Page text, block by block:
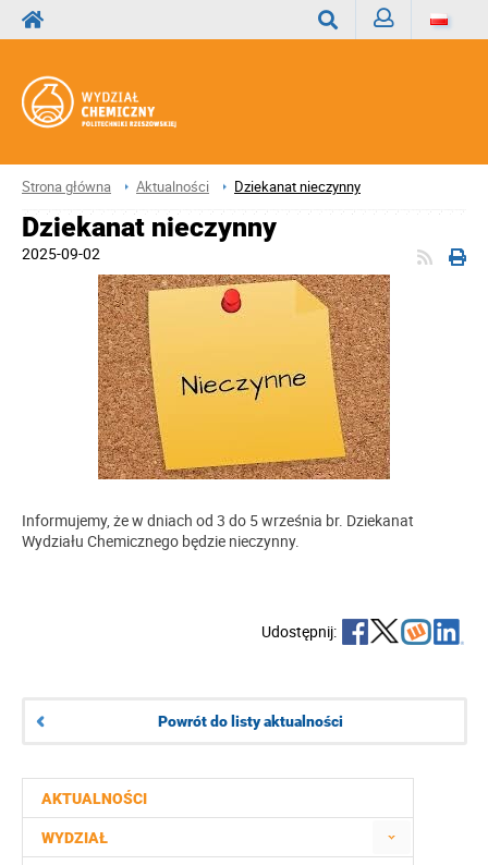
Strona główna Aktualności Dziekanat nieczynny
AKTUALNOŚCI
WYDZIAŁ
Dziekanat nieczynny
2025-09-02
Informujemy, że w dniach od 3 do 5 września br. Dziekanat
Wydziału Chemicznego będzie nieczynny.
Udostępnij:
Powrót do listy aktualności